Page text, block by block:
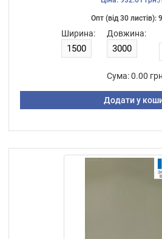
Опт (від 30 листiв):
Ширина: Довжина:
Сума: 0.00
Додати у